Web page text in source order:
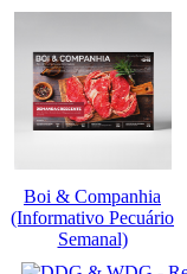
Boi & Companhia
(Informativo Pecuário
Semanal)